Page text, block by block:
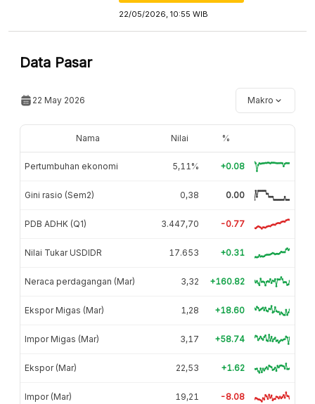
22/05/2026, 10:55 WIB
Data Pasar
22 May 2026 Makro
Nama Nilai %
Pertumbuhan ekonomi 5,11% +0.08
Gini rasio (Sem2) 0,38 0.00
PDB ADHK (Q1) 3.447,70 -0.77
Nilai Tukar USDIDR 17.653 +0.31
Neraca perdagangan (Mar) 3,32 +160.82
Ekspor Migas (Mar) 1,28 +18.60
Impor Migas (Mar) 3,17 +58.74
Ekspor (Mar) 22,53 +1.62
Impor (Mar) 19,21 -8.08